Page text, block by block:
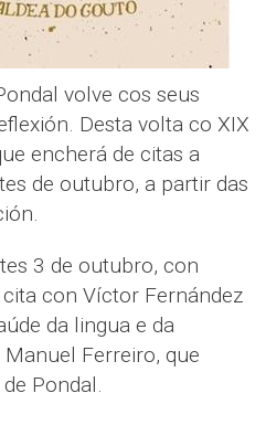
volve cos seus
Desta volta co XIX
encherá de citas a
de outubro, a partir das
3 de outubro, con
cita con Víctor Fernández
da lingua e da
Ferreiro, que
Pondal.